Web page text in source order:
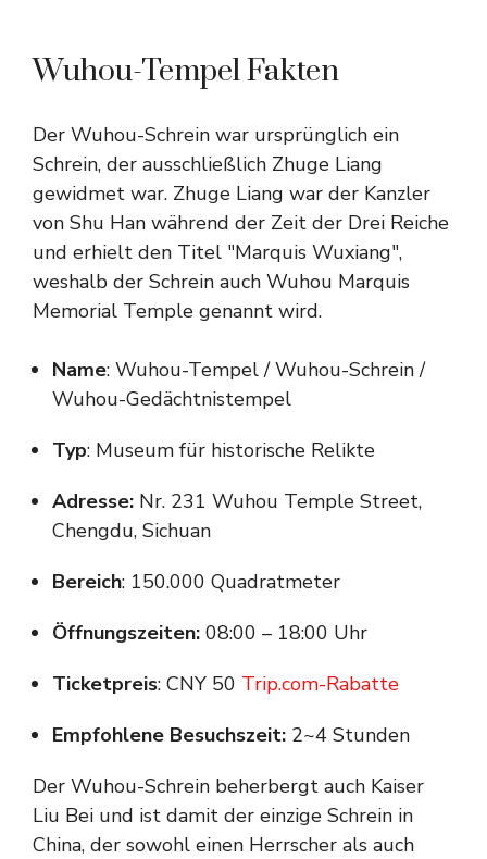
Wuhou-Tempel Fakten
Der Wuhou-Schrein war ursprünglich ein
Schrein, der ausschließlich Zhuge Liang
gewidmet war. Zhuge Liang war der Kanzler
von Shu Han während der Zeit der Drei Reiche
und erhielt den Titel "Marquis Wuxiang",
weshalb der Schrein auch Wuhou Marquis
Memorial Temple genannt wird.
Name: Wuhou-Tempel / Wuhou-Schrein /
Wuhou-Gedächtnistempel
Typ: Museum für historische Relikte
Adresse: Nr. 231 Wuhou Temple Street,
Chengdu, Sichuan
Bereich: 150.000 Quadratmeter
Öffnungszeiten: 08:00 – 18:00 Uhr
Ticketpreis: CNY 50 Trip.com-Rabatte
Empfohlene Besuchszeit: 2~4 Stunden
Der Wuhou-Schrein beherbergt auch Kaiser
Liu Bei und ist damit der einzige Schrein in
China, der sowohl einen Herrscher als auch